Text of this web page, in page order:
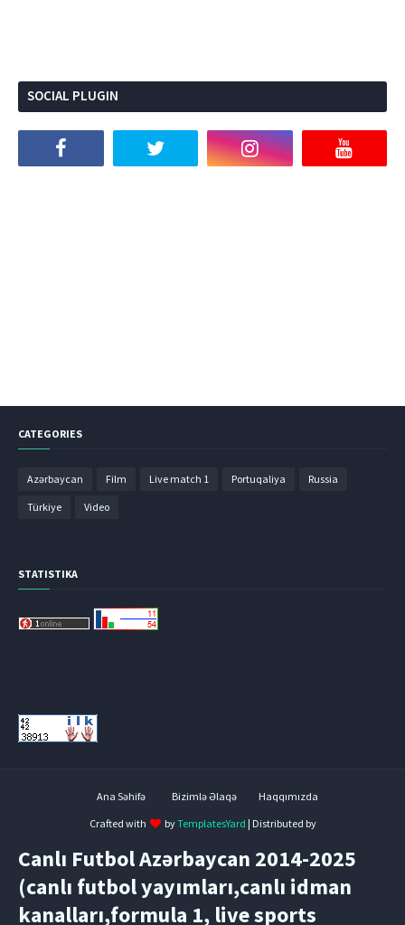
SOCIAL PLUGIN
CATEGORIES
Azərbaycan Film Live match 1 Portuqaliya Russia
Türkiye Video
STATISTIKA
Ana Səhifə Bizimlə Əlaqə
Haqqımızda
Crafted with
byTemplatesYard | Distributed by
Canlı Futbol Azərbaycan 2014-2025
(canlı futbol yayımları,canlı idman
kanalları,formula 1, live sports